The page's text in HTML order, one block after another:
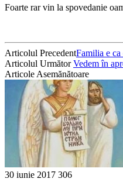
Foarte rar vin la spovedanie
Articolul PrecedentFamilia e ca
Articolul UrmătorVedem în
Articole Asemănătoare
30 iunie 2017 306